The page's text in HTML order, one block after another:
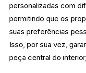
personalizadas com
permitindo que os
suas preferências
Isso, por sua vez,
peça central do